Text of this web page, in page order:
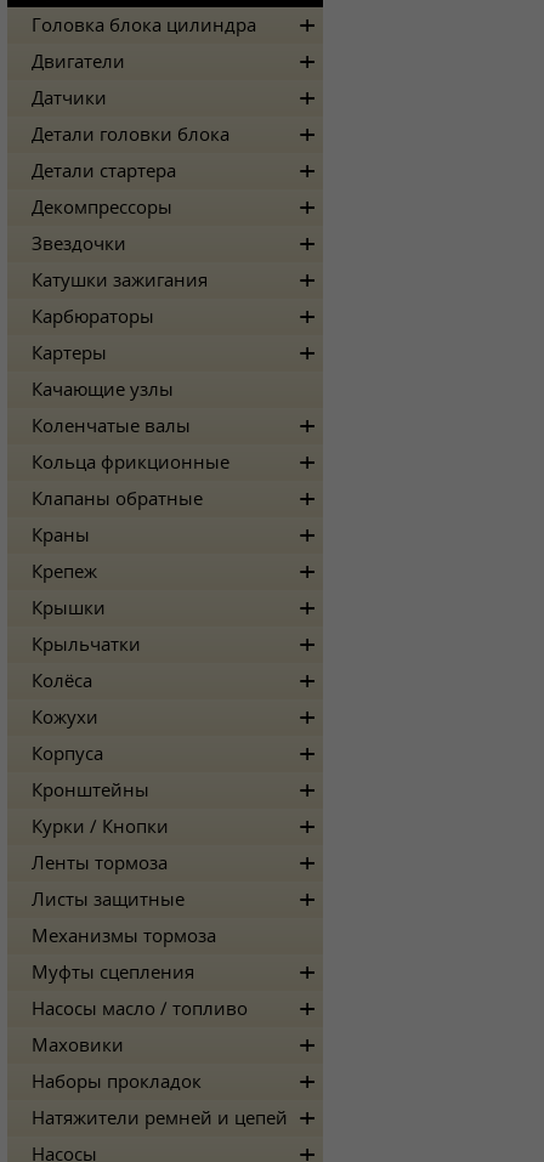
Головка блока цилиндра
Двигатели
Датчики
Детали головки блока
Детали стартера
Декомпрессоры
Звездочки
Катушки зажигания
Карбюраторы
Картеры
Качающие узлы
Коленчатые валы
Кольца фрикционные
Клапаны обратные
Краны
Крепеж
Крышки
Крыльчатки
Колёса
Кожухи
Корпуса
Кронштейны
Курки / Кнопки
Ленты тормоза
Листы защитные
Механизмы тормоза
Муфты сцепления
Насосы масло / топливо
Маховики
Наборы прокладок
Натяжители ремней и цепей
Насосы